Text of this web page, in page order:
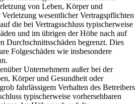
von Leben, Körper und
wesentlicher Vertragspflichten
die bei Vertragsschluss typischerweise
und im übrigen der Höhe nach auf
Durchschnittsschäden begrenzt. Dies
Folgeschäden wie insbesondere
Unternehmern außer bei der
Körper und Gesundheit oder
fahrlässigem Verhalten des Betreibers
typischerweise vorhersehbaren